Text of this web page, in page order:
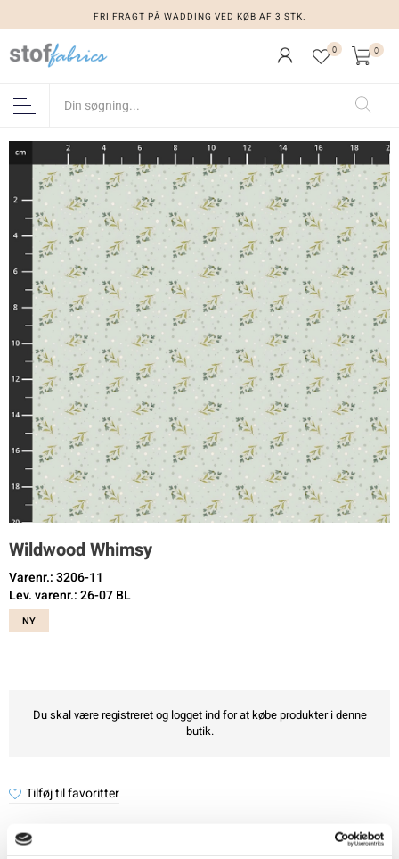
FRI FRAGT PÅ WADDING VED KØB AF 3 STK.
0 0
Wildwood Whimsy
Varenr.: 3206-11
Lev. varenr.: 26-07 BL
NY
Du skal være registreret og logget ind for at købe produkter i denne
butik.
Tilføj til favoritter